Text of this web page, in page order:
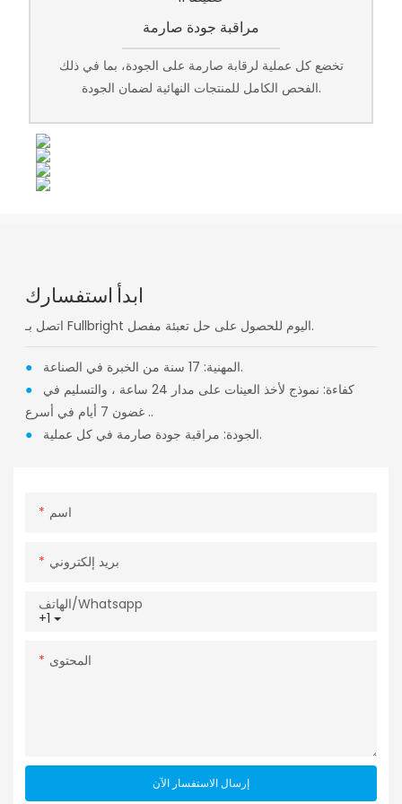
مراقبة جودة صارمة
تخضع كل عملية لرقابة صارمة على الجودة، بما في ذلك
الفحص الكامل للمنتجات النهائية لضمان الجودة.
ابدأ استفسارك
اتصل بـ Fullbright اليوم للحصول على حل تعبئة مفصل.
●
المهنية: 17 سنة من الخبرة في الصناعة.
●
غضون 7 أيام في أسرع ..
●
الجودة: مراقبة جودة صارمة في كل عملية.
اسم
بريد إلكتروني
+1
الهاتف/whatsapp
المحتوى
إرسال الاستفسار الآن